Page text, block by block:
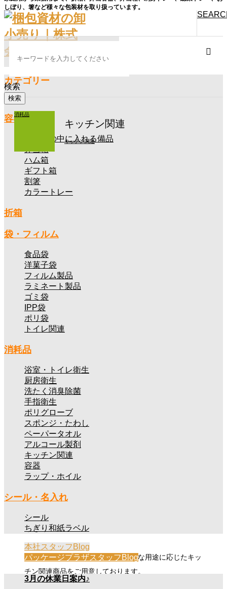
しぼり、箸など様々な包装材を取り扱っています。
検索
カテゴリー
TOP
容器
弁当箱の中に入れる備品
ハム箱
ギフト箱
割箸
カラートレー
折箱
袋・フィルム
食品袋
洋菓子袋
フィルム製品
ラミネート製品
ゴミ袋
IPP袋
ポリ袋
トイレ関連
消耗品
浴室・トイレ衛生
厨房衛生
洗たく消臭除菌
手指衛生
ポリグローブ
スポンジ・たわし
ペーパータオル
アルコール製剤
キッチン関連
容器
ラップ・ホイル
シール・名入れ
シール
ちぎり和紙ラベル
本社スタッフBlog
パッケージプラザスタッフBlog
3月の休業日案内♪
ホーム
キッチン関連
キッチン関連
消耗品
キッチン関連
キッチン関連
取扱商品
タオル、職人魂、クレシアキッチンペーパー、厨房用マルチク
ロス、タウパーホップペーパー、レアキッチンペーパーホルダ
レッシュマスター保護シート、リードおいしくなるシート、ベ
タつきません紙、ヘイコー天ぷら敷紙、天ぷら敷紙、耐油天
敷、米炊ネット、お茶パック・だしパック、コーヒーフィルタ
ー、刃物キラリン、キッチンハサミ、クッキングトング、三角
コーナー、ナチュレ使い分け抗菌プチまな板、プル・ミエ使い
分け抗菌プチまな板、スマートカッティングボード、CT10ナ
チュレカット＆トレー、アクリルマドラー、ポアラー、ワイン
アイス、アイススタンド氷柱、冷水ポット、ウォーターピッチ
ャー、テーブルポット、ホームスケール、デジタルはかり
12kg、耐熱軽量カップ、EEスイーツポリ絞り袋・口金、スロ
ウバッグ、固形燃料化苑ニューエースE、固形燃料トップボッ
クス、液体燃料、OZ HEAT 液体燃料、マイ・ボンベL、コン
郎ボンベR、コン郎こんろ、CRチャッカマン、CRチャッカマ
ンミニ、CRマイティマッチグリップ、トーチバーナー、スモ
ークチップ、スモークウッドロング、レンジフードフィルタ
商品について
お客様のニーズに合わせてさまざまな用途に応じたキッ
チン関連商品をご用意しております。